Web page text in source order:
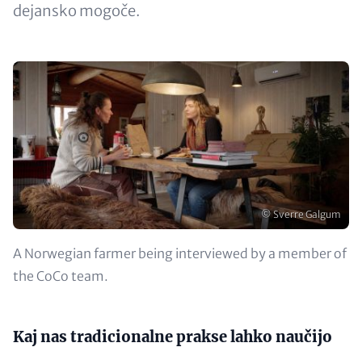
dejansko mogoče.
Image
Copyright
© Sverre Galgum
Opis
A Norwegian farmer being interviewed by a member of
the CoCo team.
Content
Kaj nas tradicionalne prakse lahko naučijo